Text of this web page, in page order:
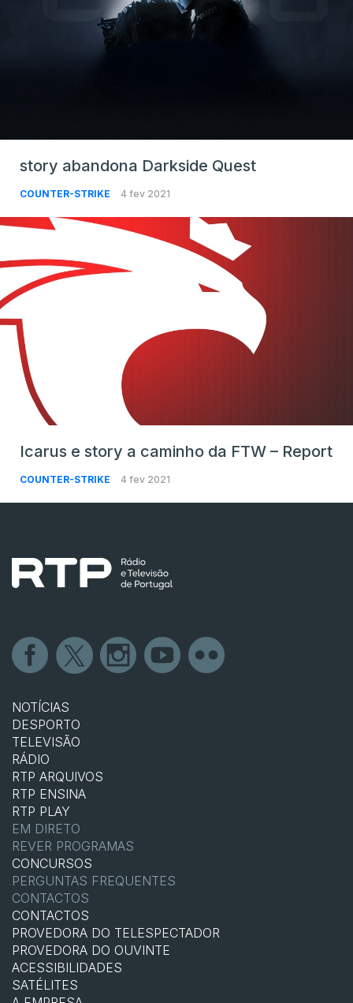
story abandona Darkside Quest
COUNTER-STRIKE 4 fev 2021
Icarus e story a caminho da FTW – Report
COUNTER-STRIKE 4 fev 2021
NOTÍCIAS
DESPORTO
TELEVISÃO
RÁDIO
RTP ARQUIVOS
RTP ENSINA
RTP PLAY
EM DIRETO
REVER PROGRAMAS
CONCURSOS
PERGUNTAS FREQUENTES
CONTACTOS
CONTACTOS
PROVEDORA DO TELESPECTADOR
PROVEDORA DO OUVINTE
ACESSIBILIDADES
SATÉLITES